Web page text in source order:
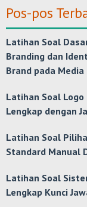
Pos-pos
Latihan Soal
Branding dan
Brand pada
Latihan Soal Logo
Lengkap dengan
Latihan Soal
Standard Manual
Latihan Soal
Lengkap Kunci